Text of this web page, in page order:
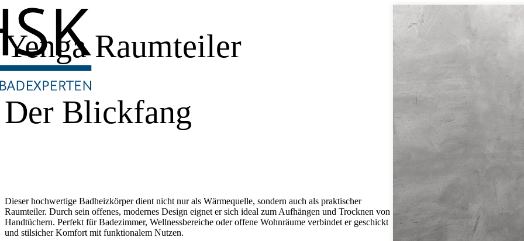
Yenga Raumteiler
Der Blickfang
Dieser hochwertige Badheizkörper dient nicht nur als Wärmequelle, sondern auch als praktischer
Raumteiler. Durch sein offenes, modernes Design eignet er sich ideal zum Aufhängen und Trocknen von
Handtüchern. Perfekt für Badezimmer, Wellnessbereiche oder offene Wohnräume verbindet er geschickt
und stilsicher Komfort mit funktionalem Nutzen.